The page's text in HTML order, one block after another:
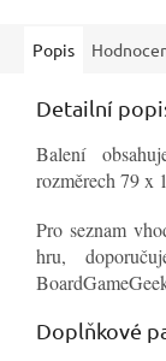
Popis
Detailní
Balení
rozměrech 79 x
Pro seznam
hru,
Doplňkové